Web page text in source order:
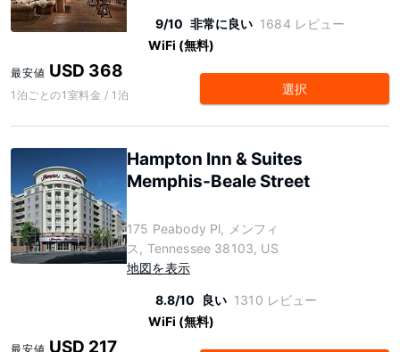
9/10 非常に良い 1684 レビュー
WiFi (無料)
最安値 USD 368
1泊ごとの1室料金 / 1泊 選択
Hampton Inn & Suites
Memphis-Beale Street
175 Peabody Pl, メンフィ
ス, Tennessee 38103, US
地図を表示
8.8/10 良い 1310 レビュー
WiFi (無料)
最安値 USD 217